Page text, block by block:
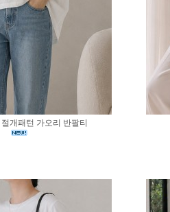
개패턴 가오리 반팔티